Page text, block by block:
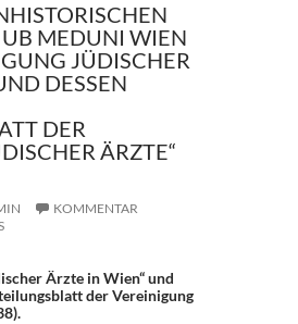
MEDUNI WIEN
JÜDISCHER
DESSEN
DER
ÄRZTE“
KOMMENTAR
Ärzte in Wien“ und
der Vereinigung